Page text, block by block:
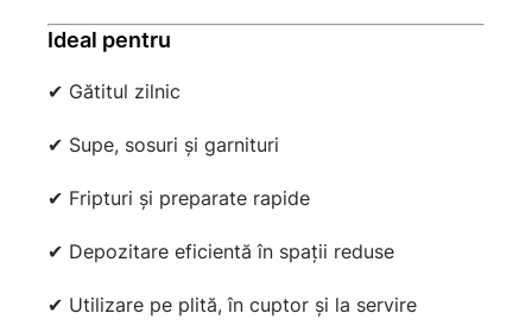
Ideal pentru
✔ Gătitul zilnic
✔ Supe, sosuri și garnituri
✔ Fripturi și preparate rapide
✔ Depozitare eficientă în spații reduse
✔ Utilizare pe plită, în cuptor și la servire